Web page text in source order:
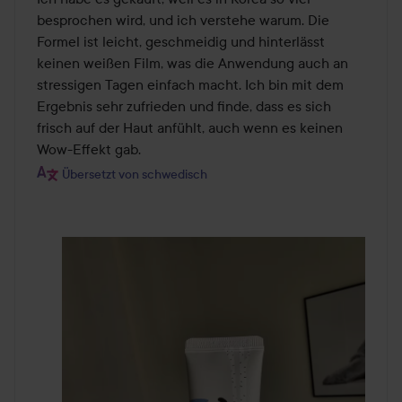
besprochen wird, und ich verstehe warum. Die
Formel ist leicht, geschmeidig und hinterlässt
keinen weißen Film, was die Anwendung auch an
stressigen Tagen einfach macht. Ich bin mit dem
Ergebnis sehr zufrieden und finde, dass es sich
frisch auf der Haut anfühlt, auch wenn es keinen
Wow-Effekt gab.
Übersetzt von schwedisch